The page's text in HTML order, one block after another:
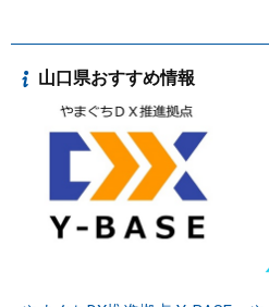
山口県おすすめ情報